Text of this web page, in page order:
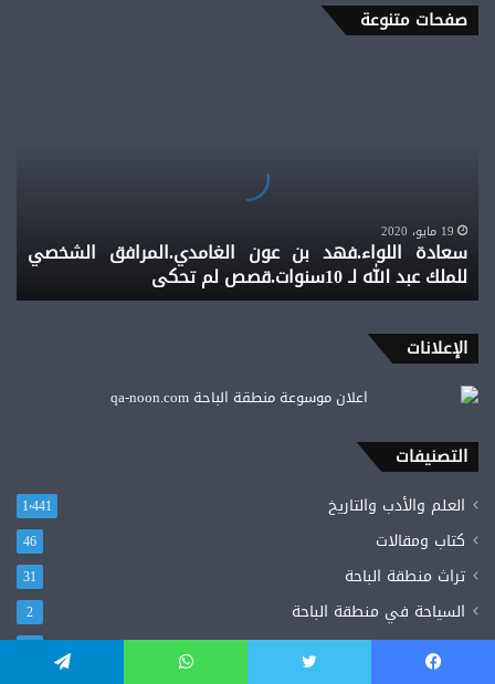
صفحات متنوعة
عبد
الله
10سنوات.قصص
تحكى
19 مايو، 2020
سعادة اللواء.فهد بن عون الغامدي.المرافق الشخصي
للملك عبد الله لـ 10سنوات.قصص لم تحكى
الإعلانات
التصنيفات
العلم والأدب والتاريخ 1٬441
كتاب ومقالات 46
تراث منطقة الباحة 31
السياحة في منطقة الباحة 2
مخترعوا منطقة الباحة 2